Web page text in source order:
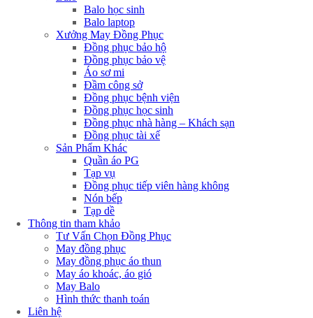
Balo học sinh
Balo laptop
Xưởng May Đồng Phục
Đồng phục bảo hộ
Đồng phục bảo vệ
Áo sơ mi
Đầm công sở
Đồng phục bệnh viện
Đồng phục học sinh
Đồng phục nhà hàng – Khách sạn
Đồng phục tài xế
Sản Phẩm Khác
Quần áo PG
Tạp vụ
Đồng phục tiếp viên hàng không
Nón bếp
Tạp dề
Thông tin tham khảo
Tư Vấn Chọn Đồng Phục
May đồng phục
May đồng phục áo thun
May áo khoác, áo gió
May Balo
Hình thức thanh toán
Liên hệ